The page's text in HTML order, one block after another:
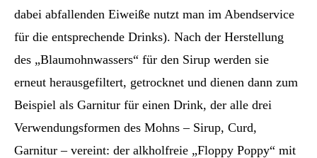
dabei abfallenden Eiweiße nutzt man im Abendservice
für die entsprechende Drinks). Nach der Herstellung
des „Blaumohnwassers“ für den Sirup werden sie
erneut herausgefiltert, getrocknet und dienen dann zum
Beispiel als Garnitur für einen Drink, der alle drei
Verwendungsformen des Mohns – Sirup, Curd,
Garnitur – vereint: der alkholfreie „Floppy Poppy“ mit